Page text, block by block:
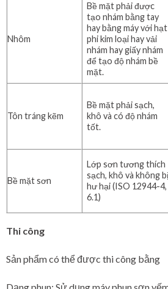
Nhôm
Bề mặt phải được
tạo nhám bằng tay
hay bằng máy với hạt
phi kim loại hay vải
nhám hay giấy nhám
để tạo độ nhám bề
mặt.
Tôn tráng kẽm
Bề mặt phải sạch,
khô và có độ nhám
tốt.
Bề mặt sơn
Lớp sơn tương thích
sạch, khô và không bị
hư hại (ISO 12944-4,
6.1)
Thi công
Sản phẩm có thể được thi công bằng